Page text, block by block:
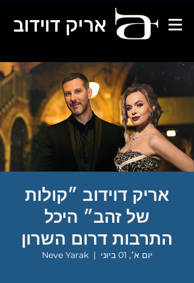
אריק דוידוב
אריק דוידוב ״קולות
של זהב״ היכל
התרבות דרום השרון
יום א׳, 01 ביוני
  |
Neve Yarak